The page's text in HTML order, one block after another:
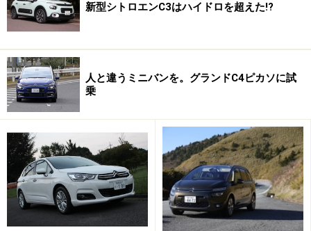
今回取り上げるシトロエンC4のディーゼル搭載車は、
BlueHDi」。279万円というディーゼルエンジン仕様車と
しては「破格」といえる設定で、ガソリンエンジン車を
含めたCセグメントモデルの価格破壊をもたらすほどの
戦略的な価格設定だ。
なお、同セグメントのベンチマークとして自他ともに認
めるところのフォルクスワーゲン・ゴルフはガソリン仕
様のみで、エントリー仕様の価格は249万9000円～。C4
ディーゼルの価格設定は、ゴルフTSI コンフォートライ
新型シトロエンC3はハイドロを超えた!?
人と違うミニバンを。グランドC4ピカソに試
乗